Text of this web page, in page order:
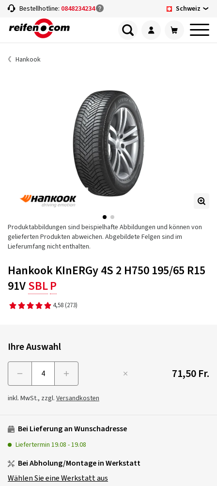
Bestellhotline: 0848234234 Schweiz
Hankook
Produktabbildungen sind beispielhafte Abbildungen und können von
gelieferten Produkten abweichen. Abgebildete Felgen sind im
Lieferumfang nicht enthalten.
Hankook KInERGy 4S 2 H750 195/65 R15
91VSBLP
4,58 (273)
Ihre Auswahl
71,50 Fr.
inkl. MwSt., zzgl. Versandkosten
Bei Lieferung an Wunschadresse
Liefertermin 19.08 -19.08
Bei Abholung/Montage in Werkstatt
Wählen Sie eine Werkstatt aus